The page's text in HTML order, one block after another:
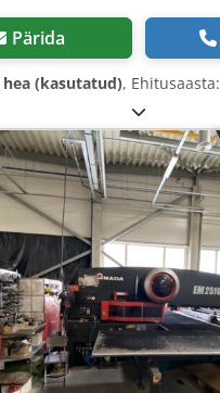
Pärida
hea (kasutatud), Ehitusaasta: